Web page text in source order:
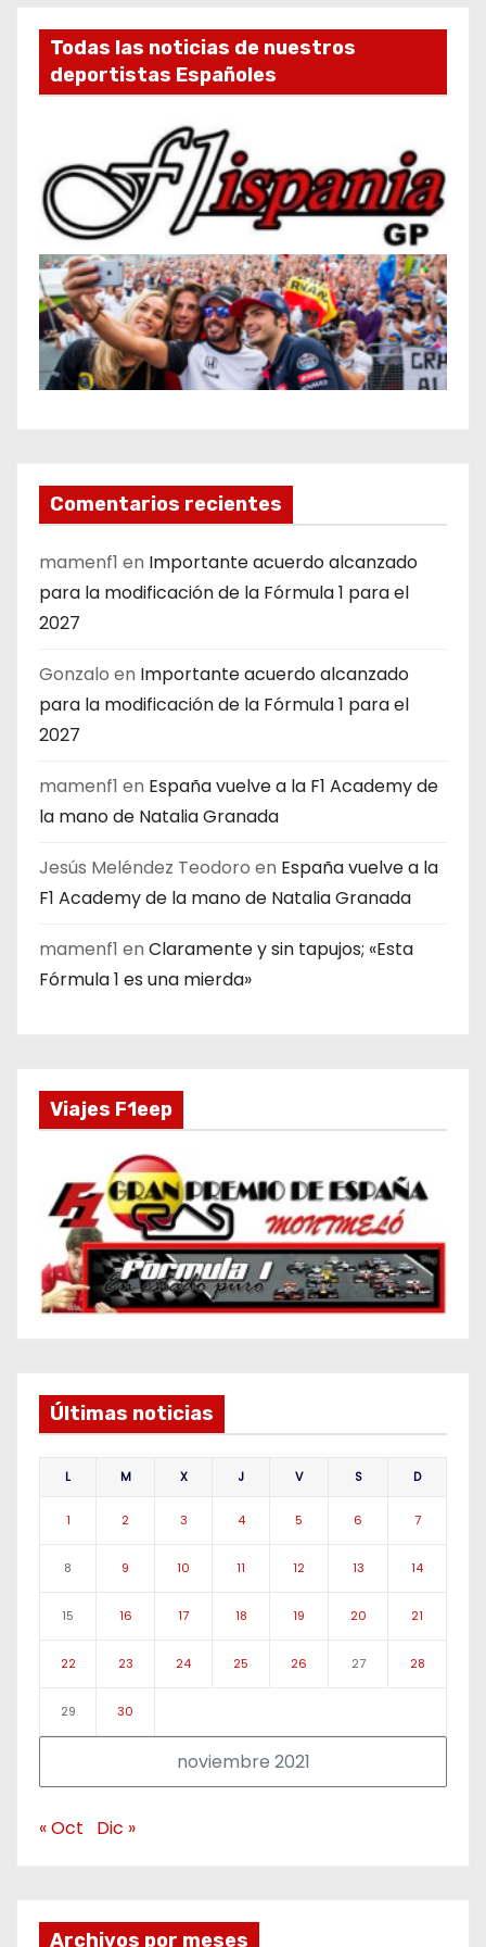
Todas las noticias de nuestros
deportistas Españoles
Comentarios recientes
mamenf1 en Importante acuerdo alcanzado
para la modificación de la Fórmula 1 para el
2027
Gonzalo en Importante acuerdo alcanzado
para la modificación de la Fórmula 1 para el
2027
mamenf1 en España vuelve a la F1 Academy de
la mano de Natalia Granada
Jesús Meléndez Teodoro en España vuelve a la
F1 Academy de la mano de Natalia Granada
mamenf1 en Claramente y sin tapujos; «Esta
Fórmula 1 es una mierda»
Viajes F1eep
Últimas noticias
noviembre 2021
L M X J V S D
1 2 3 4 5 6 7
8 9 10 11 12 13 14
15 16 17 18 19 20 21
22 23 24 25 26 27 28
29 30
« Oct Dic »
Archivos por meses